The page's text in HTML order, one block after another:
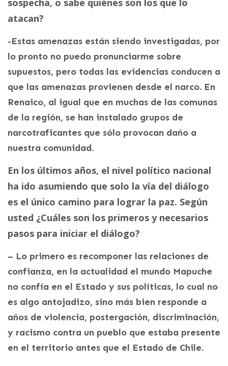
sospecha, o sabe quiénes son los que lo
atacan?
-Estas amenazas están siendo investigadas, por
lo pronto no puedo pronunciarme sobre
supuestos, pero todas las evidencias conducen a
que las amenazas provienen desde el narco. En
Renaico, al igual que en muchas de las comunas
de la región, se han instalado grupos de
narcotraficantes que sólo provocan daño a
nuestra comunidad.
En los últimos años, el nivel político nacional
ha ido asumiendo que solo la vía del diálogo
es el único camino para lograr la paz. Según
usted ¿Cuáles son los primeros y necesarios
pasos para iniciar el diálogo?
– Lo primero es recomponer las relaciones de
confianza, en la actualidad el mundo Mapuche
no confía en el Estado y sus políticas, lo cual no
es algo antojadizo, sino más bien responde a
años de violencia, postergación, discriminación,
y racismo contra un pueblo que estaba presente
en el territorio antes que el Estado de Chile.